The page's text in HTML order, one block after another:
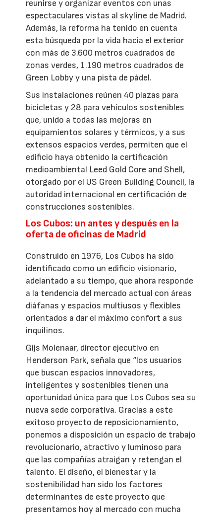
reunirse y organizar eventos con unas
espectaculares vistas al skyline de Madrid.
Además, la reforma ha tenido en cuenta
esta búsqueda por la vida hacia el exterior
con más de 3.600 metros cuadrados de
zonas verdes, 1.190 metros cuadrados de
Green Lobby y una pista de pádel.
Sus instalaciones reúnen 40 plazas para
bicicletas y 28 para vehículos sostenibles
que, unido a todas las mejoras en
equipamientos solares y térmicos, y a sus
extensos espacios verdes, permiten que el
edificio haya obtenido la certificación
medioambiental Leed Gold Core and Shell,
otorgado por el US Green Building Council, la
autoridad internacional en certificación de
construcciones sostenibles.
Los Cubos: un antes y después en la
oferta de oficinas de Madrid
Construido en 1976, Los Cubos ha sido
identificado como un edificio visionario,
adelantado a su tiempo, que ahora responde
a la tendencia del mercado actual con áreas
diáfanas y espacios multiusos y flexibles
orientados a dar el máximo confort a sus
inquilinos.
Gijs Molenaar, director ejecutivo en
Henderson Park, señala que “los usuarios
que buscan espacios innovadores,
inteligentes y sostenibles tienen una
oportunidad única para que Los Cubos sea su
nueva sede corporativa. Gracias a este
exitoso proyecto de reposicionamiento,
ponemos a disposición un espacio de trabajo
revolucionario, atractivo y luminoso para
que las compañías atraigan y retengan el
talento. El diseño, el bienestar y la
sostenibilidad han sido los factores
determinantes de este proyecto que
presentamos hoy al mercado con mucha